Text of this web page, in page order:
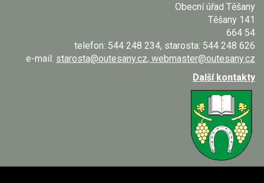
Obecní úřad Těšany
Těšany 141
664 54
telefon: 544 248 234, starosta: 544 248 626
e-mail: starosta@outesany.cz, webmaster@outesany.cz
Další kontakty